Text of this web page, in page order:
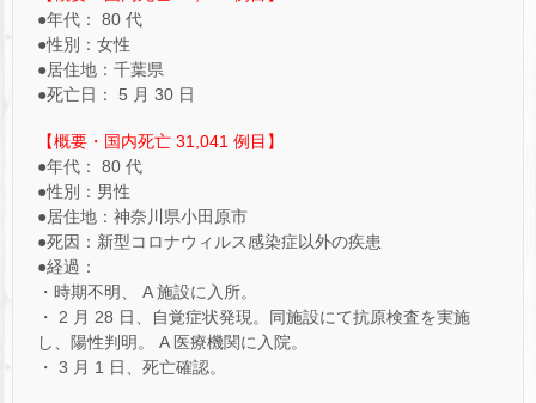
●年代： 80 代
●性別：女性
●居住地：千葉県
●死亡日： 5 月 30 日
【概要・国内死亡 31,041 例目】
●年代： 80 代
●性別：男性
●居住地：神奈川県小田原市
●死因：新型コロナウィルス感染症以外の疾患
●経過：
・時期不明、 A 施設に入所。
・ 2 月 28 日、自覚症状発現。同施設にて抗原検査を実施
し、陽性判明。 A 医療機関に入院。
・ 3 月 1 日、死亡確認。